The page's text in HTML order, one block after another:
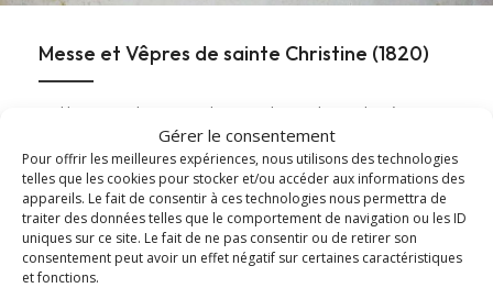
Gérer le consentement
Pour offrir les meilleures expériences, nous utilisons des technologies
telles que les cookies pour stocker et/ou accéder aux informations des
appareils. Le fait de consentir à ces technologies nous permettra de
traiter des données telles que le comportement de navigation ou les ID
uniques sur ce site. Le fait de ne pas consentir ou de retirer son
consentement peut avoir un effet négatif sur certaines caractéristiques
et fonctions.
Messe et Vêpres de sainte Christine (1820)
En l'honneur de sainte Christine, les Archives diocésaines
mettent en ligne l'office ancien de sainte...
Lire cet article about Messe et Vêpres de sainte Christine